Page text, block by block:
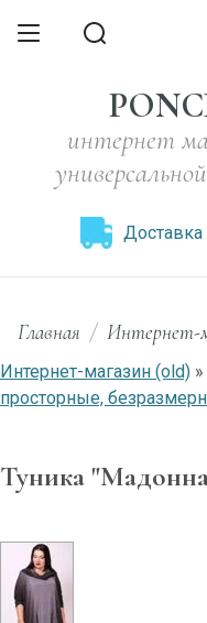
интернет
Доставка
Главная / Интернет-
Интернет-магазин (old) »
просторные,
Туника